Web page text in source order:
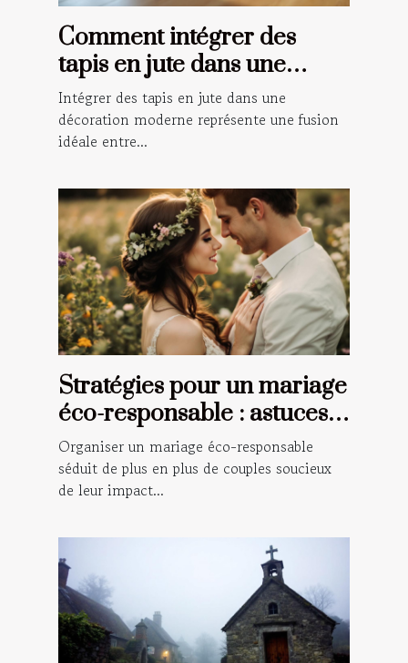
Comment intégrer des
tapis en jute dans une
décoration moderne ?
Intégrer des tapis en jute dans une
décoration moderne représente une fusion
idéale entre...
Stratégies pour un mariage
éco-responsable : astuces
et conseils
Organiser un mariage éco-responsable
séduit de plus en plus de couples soucieux
de leur impact...